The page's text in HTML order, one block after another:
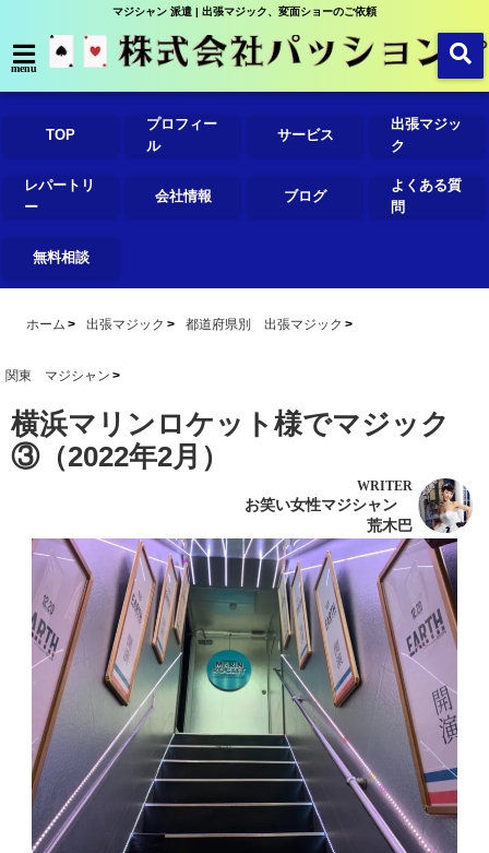
マジシャン 派遣 | 出張マジック、変面ショーのご依頼
menu
TOP
プロフィー
ル
サービス
出張マジッ
ク
レパートリ
ー
会社情報 ブログ
よくある質
問
無料相談
ホーム 出張マジック 都道府県別 出張マジック
関東 マジシャン
横浜マリンロケット様でマジック
③（2022年2月）
WRITER
お笑い女性マジシャン
荒木巴